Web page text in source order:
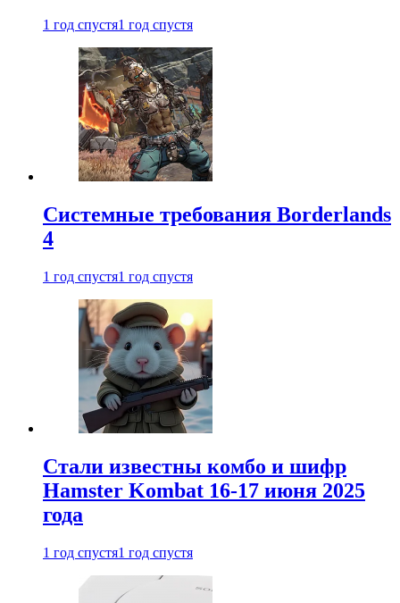
1 год спустя1 год спустя
Системные требования Borderlands
4
1 год спустя1 год спустя
Стали известны комбо и шифр
Hamster Kombat 16-17 июня 2025
года
1 год спустя1 год спустя